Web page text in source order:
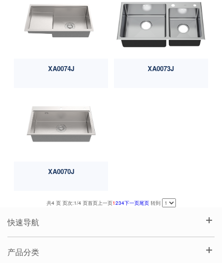
XA0074J XA0073J
XA0070J
共4 页 页次:1/4 页首页上一页1234下一页尾页转到
快速导航
产品分类